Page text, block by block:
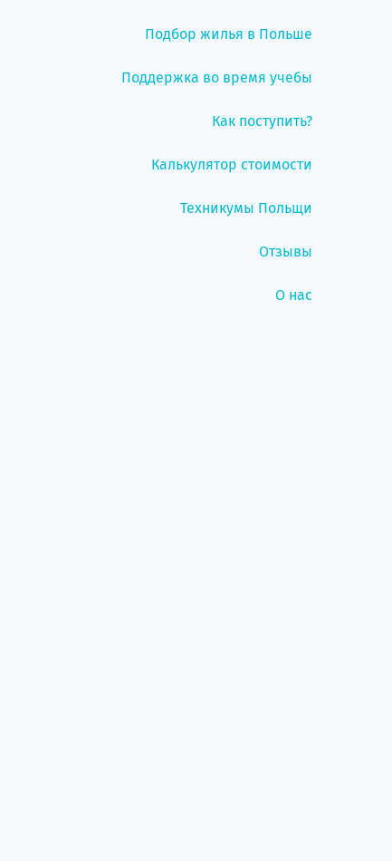
Подбор жилья в Польше
Поддержка во время учебы
Как поступить?
Калькулятор стоимости
Техникумы Польщи
Отзывы
О нас